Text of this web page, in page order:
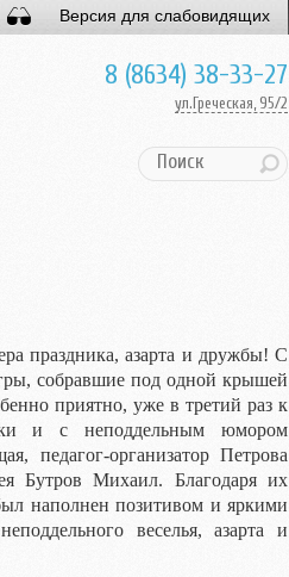
Версия для слабовидящих
8 (8634) 38-33-27
ул.Греческая, 95/2
праздника, азарта и дружбы! С
собравшие под одной крышей
приятно, уже в третий раз к
и с неподдельным юмором
педагог-организатор Петрова
Бутров Михаил. Благодаря их
наполнен позитивом и яркими
веселья, азарта и